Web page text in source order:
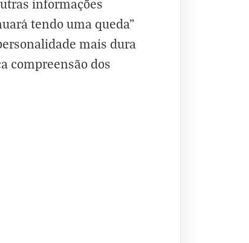
informações
tendo uma queda”
mais dura
compreensão dos